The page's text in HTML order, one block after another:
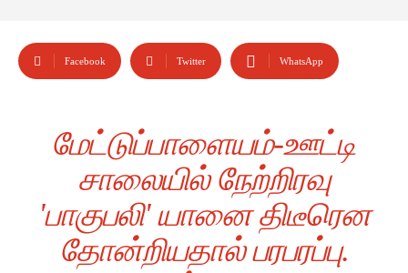
Facebook Twitter WhatsApp
மேட்டுப்பாளையம்-ஊட்டி
சாலையில் நேற்றிரவு
'பாகுபலி' யானை திடீரென
தோன்றியதால் பரபரப்பு.